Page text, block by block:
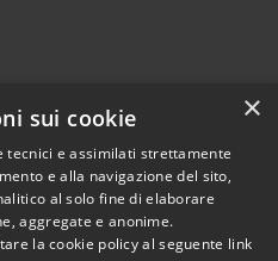
Copyright © 2026 • Città di
×
sui cookie
tecnici e assimilati strettamente
e alla navigazione del sito,
al solo fine di elaborare
aggregate e anonime.
la cookie policy al seguente link